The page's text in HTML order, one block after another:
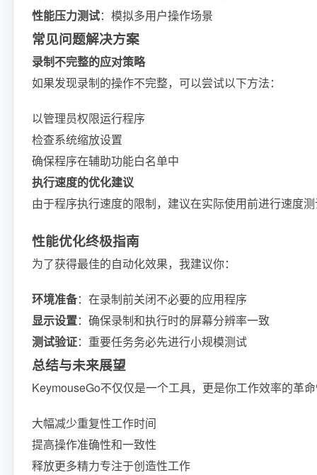
性能压力测试：模拟多用户操作场景
常见问题解决方案
录制不完整的应对策略
如果发现录制的操作不完整，可以尝试以下方法：
以管理员权限运行程序
检查系统缩放设置
确保程序在辅助功能白名单中
执行速度的优化建议
由于程序执行速度的限制，建议在实际使用前进行速度
性能优化终极指南
为了获得最佳的自动化效果，我建议你：
环境准备：在录制前关闭不必要的应用程序
显示设置：确保录制和执行时的屏幕分辨率一致
测试验证：重要任务务必先进行小规模测试
总结与未来展望
KeymouseGo不仅仅是一个工具，更是你工作效率的革
大幅减少重复性工作时间
提高操作准确性和一致性
释放更多精力专注于创造性工作